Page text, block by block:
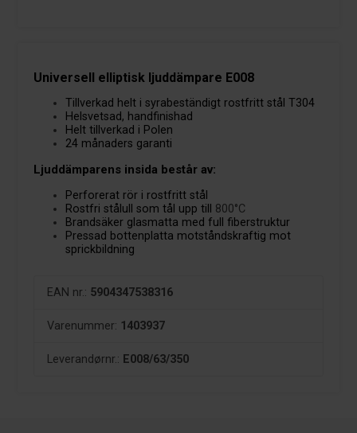
Universell elliptisk ljuddämpare E008
Tillverkad helt i syrabeständigt rostfritt stål T304
Helsvetsad, handfinishad
Helt tillverkad i Polen
24 månaders garanti
Ljuddämparens insida består av:
Perforerat rör i rostfritt stål
Rostfri stålull som tål upp till 800°C
Brandsäker glasmatta med full fiberstruktur
Pressad bottenplatta motståndskraftig mot
sprickbildning
EAN nr.: 5904347538316
Varenummer: 1403937
Leverandørnr.: E008/63/350